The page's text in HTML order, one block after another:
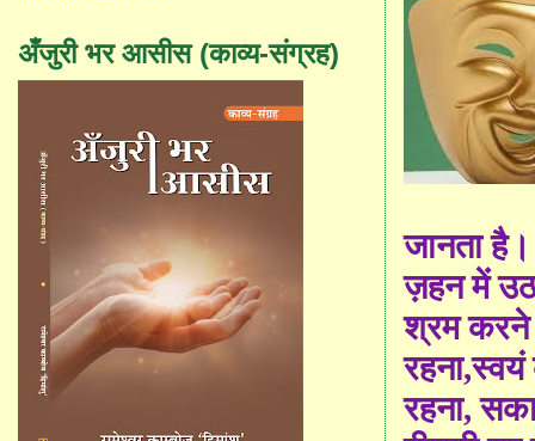
जानता
ज़हन में
श्रम करने
रहना,स्वयं
रहना,
अँजुरी भर आसीस (काव्य-संग्रह)